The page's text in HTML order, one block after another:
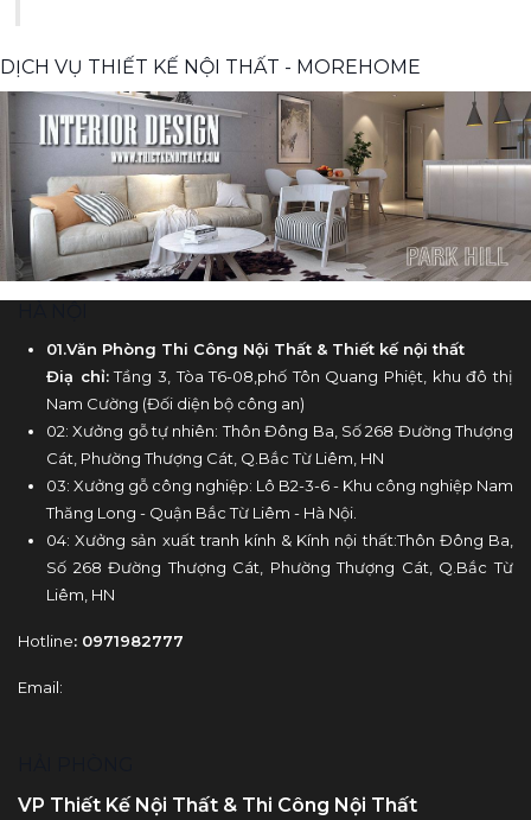
DỊCH VỤ THIẾT KẾ NỘI THẤT - MOREHOME
01.Văn Phòng Thi Công Nội Thất & Thiết kế nội thất
Điạ chỉ:Tầng 3, Tòa T6-08,phố Tôn Quang Phiệt, khu đô thị
Nam Cường (Đối diện bộ công an)
02: Xưởng gỗ tự nhiên: Thôn Đông Ba, Số 268 Đường Thượng
Cát, Phường Thượng Cát, Q.Bắc Từ Liêm, HN
03: Xưởng gỗ công nghiệp: Lô B2-3-6 - Khu công nghiệp Nam
Thăng Long - Quận Bắc Từ Liêm - Hà Nội.
04: Xưởng sản xuất tranh kính & Kính nội thất:Thôn Đông Ba,
Số 268 Đường Thượng Cát, Phường Thượng Cát, Q.Bắc Từ
Liêm, HN
Hotline: 0971982777
Email:
VP Thiết Kế Nội Thất & Thi Công Nội Thất